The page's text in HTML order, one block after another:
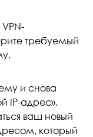
требуемый
и снова
IP-адрес».
ваш новый
который